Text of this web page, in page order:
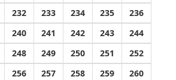
232 233 234 235
236
240 241 242 243
244
248 249 250 251
252
256 257 258 259
260